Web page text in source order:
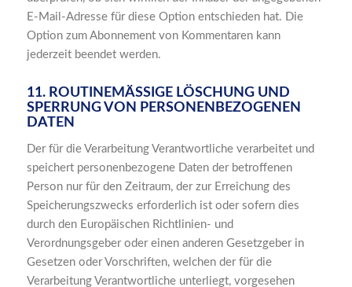
E-Mail-Adresse für diese Option entschieden hat. Die
Option zum Abonnement von Kommentaren kann
jederzeit beendet werden.
11. ROUTINEMÄSSIGE LÖSCHUNG UND S
PERRUNG VON PERSONENBEZOGENEN D
ATEN
Der für die Verarbeitung Verantwortliche verarbeitet und
speichert personenbezogene Daten der betroffenen
Person nur für den Zeitraum, der zur Erreichung des
Speicherungszwecks erforderlich ist oder sofern dies
durch den Europäischen Richtlinien- und
Verordnungsgeber oder einen anderen Gesetzgeber in
Gesetzen oder Vorschriften, welchen der für die
Verarbeitung Verantwortliche unterliegt, vorgesehen